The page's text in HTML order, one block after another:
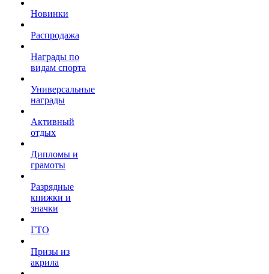
Новинки
Распродажа
Награды по
видам спорта
Универсальные
награды
Активный
отдых
Дипломы и
грамоты
Разрядные
книжки и
значки
ГТО
Призы из
акрила